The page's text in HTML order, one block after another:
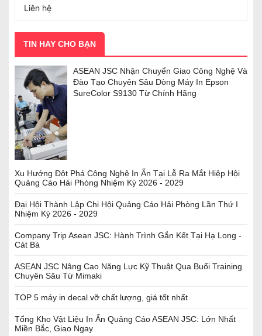
Liên hệ
TIN HAY CHO BẠN
ASEAN JSC Nhận Chuyển Giao Công Nghệ Và
Đào Tạo Chuyên Sâu Dòng Máy In Epson
SureColor S9130 Từ Chính Hãng
Xu Hướng Đột Phá Công Nghệ In Ấn Tại Lễ Ra Mắt Hiệp Hội
Quảng Cáo Hải Phòng Nhiệm Kỳ 2026 - 2029
Đại Hội Thành Lập Chi Hội Quảng Cáo Hải Phòng Lần Thứ I
Nhiệm Kỳ 2026 - 2029
Company Trip Asean JSC: Hành Trình Gắn Kết Tại Hạ Long -
Cát Bà
ASEAN JSC Nâng Cao Năng Lực Kỹ Thuật Qua Buổi Training
Chuyên Sâu Từ Mimaki
TOP 5 máy in decal vỡ chất lượng, giá tốt nhất
Tổng Kho Vật Liệu In Ấn Quảng Cáo ASEAN JSC: Lớn Nhất
Miền Bắc, Giao Ngay